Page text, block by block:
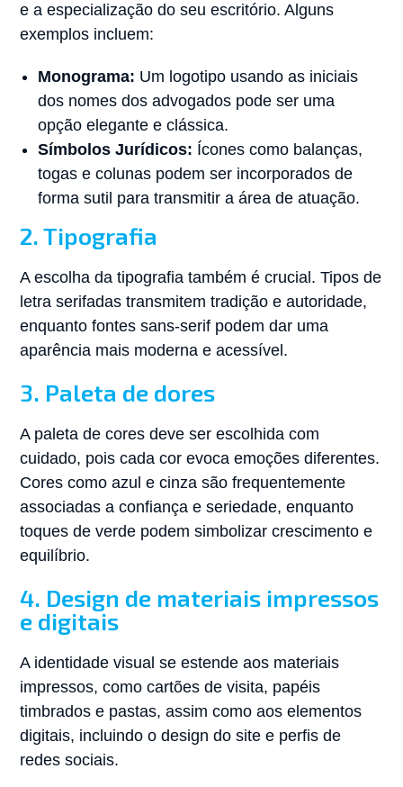
e a especialização do seu escritório. Alguns
exemplos incluem:
Monograma: Um logotipo usando as iniciais
dos nomes dos advogados pode ser uma
opção elegante e clássica.
Símbolos Jurídicos: Ícones como balanças,
togas e colunas podem ser incorporados de
forma sutil para transmitir a área de atuação.
2. Tipografia
A escolha da tipografia também é crucial. Tipos de
letra serifadas transmitem tradição e autoridade,
enquanto fontes sans-serif podem dar uma
aparência mais moderna e acessível.
3. Paleta de dores
A paleta de cores deve ser escolhida com
cuidado, pois cada cor evoca emoções diferentes.
Cores como azul e cinza são frequentemente
associadas a confiança e seriedade, enquanto
toques de verde podem simbolizar crescimento e
equilíbrio.
4. Design de materiais impressos
e digitais
A identidade visual se estende aos materiais
impressos, como cartões de visita, papéis
timbrados e pastas, assim como aos elementos
digitais, incluindo o design do site e perfis de
redes sociais.